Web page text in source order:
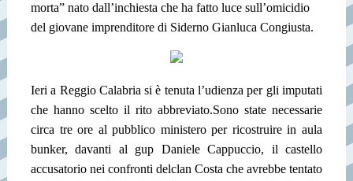
morta” nato dall’inchiesta che ha fatto luce sull’omicidio
del giovane imprenditore di Siderno Gianluca Congiusta.
Ieri a Reggio Calabria si è tenuta l’udienza per gli imputati
che hanno scelto il rito abbreviato.Sono state necessarie
circa tre ore al pubblico ministero per ricostruire in aula
bunker, davanti al gup Daniele Cappuccio, il castello
accusatorio nei confronti delclan Costa che avrebbe tentato